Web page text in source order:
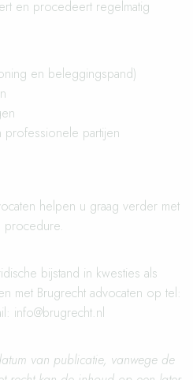
en procedeert regelmatig
en beleggingspand)
professionele partijen
helpen u graag verder met
bijstand in kwesties als
met Brugrecht advocaten op tel:
info@brugrecht.nl
van publicatie, vanwege de